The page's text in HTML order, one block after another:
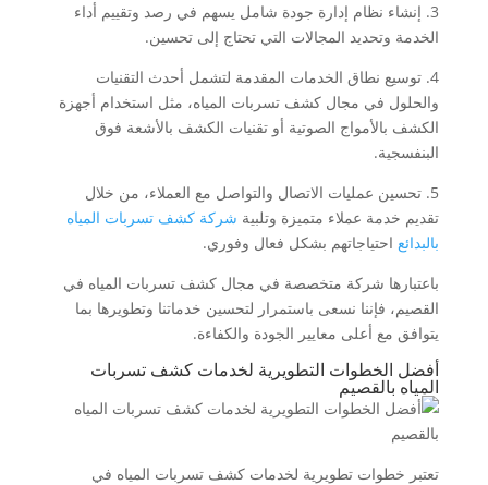
3. إنشاء نظام إدارة جودة شامل يسهم في رصد وتقييم أداء
الخدمة وتحديد المجالات التي تحتاج إلى تحسين.
4. توسيع نطاق الخدمات المقدمة لتشمل أحدث التقنيات
والحلول في مجال كشف تسربات المياه، مثل استخدام أجهزة
الكشف بالأمواج الصوتية أو تقنيات الكشف بالأشعة فوق
البنفسجية.
5. تحسين عمليات الاتصال والتواصل مع العملاء، من خلال
تقديم خدمة عملاء متميزة وتلبية شركة كشف تسربات المياه
بالبدائعاحتياجاتهم بشكل فعال وفوري.
باعتبارها شركة متخصصة في مجال كشف تسربات المياه في
القصيم، فإننا نسعى باستمرار لتحسين خدماتنا وتطويرها بما
يتوافق مع أعلى معايير الجودة والكفاءة.
أفضل الخطوات التطويرية لخدمات كشف تسربات
المياه بالقصيم
تعتبر خطوات تطويرية لخدمات كشف تسربات المياه في